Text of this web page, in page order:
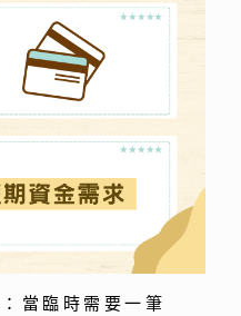
：當臨時需要一筆